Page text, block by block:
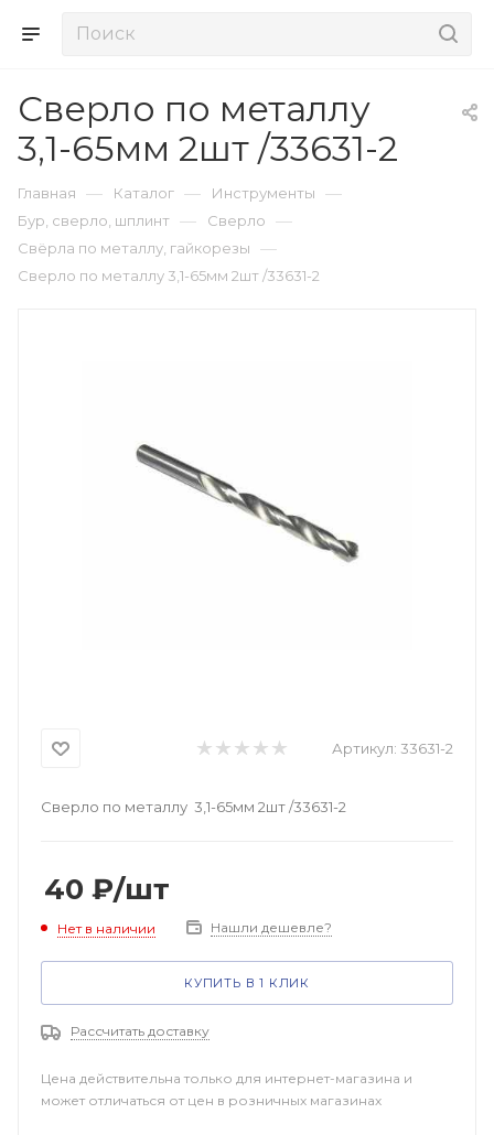
Сверло по металлу
3,1-65мм 2шт /33631-2
Главная — Каталог — Инструменты —
Бур, сверло, шплинт — Сверло —
Свёрла по металлу, гайкорезы —
Сверло по металлу 3,1-65мм 2шт /33631-2
Артикул: 33631-2
Сверло по металлу 3,1-65мм 2шт /33631-2
40 ₽/шт
Нет в наличии Нашли дешевле?
КУПИТЬ В 1 КЛИК
Рассчитать доставку
Цена действительна только для интернет-магазина и
может отличаться от цен в розничных магазинах